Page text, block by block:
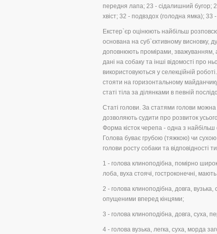
передня лапа; 23 - сідалишний бугор;
хвіст; 32 - подвздох (голодна ямка); 33
Екстер`єр оцінюють найбільш
основана на суб`єктивному висновку,
доповнюють промірами, зважуванням,
дані на собаку та інші відомості про
використовуються у селекційній
стояти на горизонтальному
статі тіла за ділянками в певній
Статі голови. За статями голови
дозволяють судити про розвиток
Форма кісток черепа - одна з найбільш
Голова буває грубою (тяжкою) чи
голови росту собаки та відповідності
1 - голова клиноподібна, помірно
лоба, вуха стоячі, гостроконечні,
2 - голова клиноподібна, довга,
опущеними вперед кінцями;
3 - голова клиноподібна, довга, суха,
4 - голова вузька, легка, суха, морда